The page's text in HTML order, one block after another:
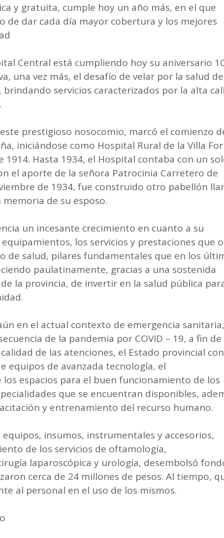
y gratuita, cumple hoy un año más, en el que
de dar cada día mayor cobertura y los mejores
Central está cumpliendo hoy su aniversario
una vez más, el desafío de velar por la salud de
servicios caracterizados por la alta
prestigioso nosocomio, marcó el comienzo
iniciándose como Hospital Rural de la Villa
1914. Hasta 1934, el Hospital contaba con un
el aporte de la señora Patrocinia Carretero de
de 1934, fue construido otro pabellón
de su esposo.
un incesante crecimiento en cuanto a su
los servicios y prestaciones que
de salud, pilares fundamentales que en los
paulatinamente, gracias a una sostenida
la provincia, de invertir en la salud pública
en el actual contexto de emergencia sanitaria,
de la pandemia por COVID – 19, a fin de
de las atenciones, el Estado provincial
equipos de avanzada tecnología, el
espacios para el buen funcionamiento de los
que se encuentran disponibles,
y entrenamiento del recurso humano.
insumos, instrumentales y accesorios,
de los servicios de oftamología,
laparoscópica y urología, desembolsó
cerca de 24 millones de pesos. Al tiempo,
al personal en el uso de los mismos.